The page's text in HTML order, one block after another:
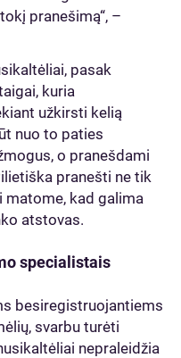
pranešimą“, –
pasak
kuria
užkirsti kelią
nuo to paties
o pranešdami
pranešti ne tik
matome, kad galima
atstovas.
specialistais
besiregistruojantiems
svarbu turėti
nepraleidžia